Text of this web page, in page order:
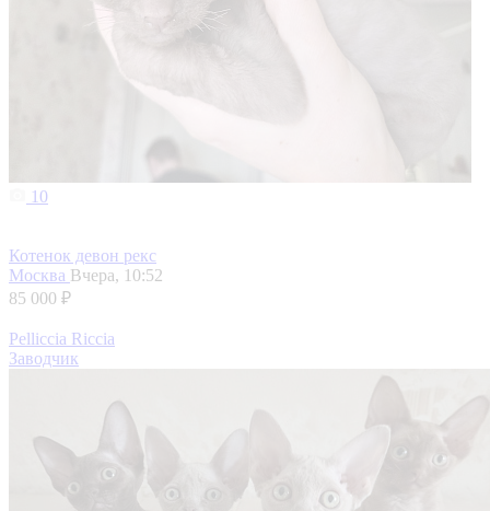
10
Котенок девон рекс
Москва Вчера, 10:52
85 000 ₽
Pelliccia Riccia
Заводчик